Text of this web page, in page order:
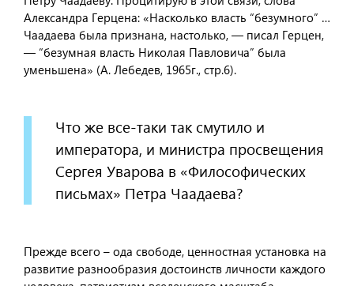
Александра Герцена: «Насколько власть “безумного” …
Чаадаева была признана, настолько, — писал Герцен,
— “безумная власть Николая Павловича” была
уменьшена» (А. Лебедев, 1965г., стр.6).
Что же все-таки так смутило и
императора, и министра просвещения
Сергея Уварова в «Философических
письмах» Петра Чаадаева?
Прежде всего – ода свободе, ценностная установка на
развитие разнообразия достоинств личности каждого